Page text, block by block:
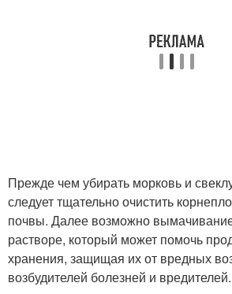
Прежде чем убирать морковь и
следует тщательно очистить
почвы. Далее возможно
растворе, который может помочь
хранения, защищая их от вредных
возбудителей болезней и вредителей.